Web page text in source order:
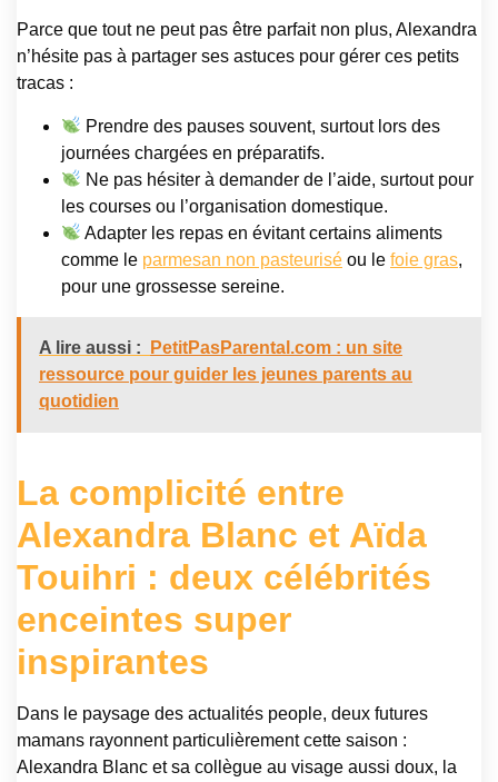
Parce que tout ne peut pas être parfait non plus, Alexandra
n’hésite pas à partager ses astuces pour gérer ces petits
tracas :
Prendre des pauses souvent, surtout lors des
journées chargées en préparatifs.
Ne pas hésiter à demander de l’aide, surtout pour
les courses ou l’organisation domestique.
Adapter les repas en évitant certains aliments
comme le parmesan non pasteurisé ou le foie gras,
pour une grossesse sereine.
A lire aussi :
PetitPasParental.com : un site
ressource pour guider les jeunes parents au
quotidien
La complicité entre
Alexandra Blanc et Aïda
Touihri : deux célébrités
enceintes super
inspirantes
Dans le paysage des actualités people, deux futures
mamans rayonnent particulièrement cette saison :
Alexandra Blanc et sa collègue au visage aussi doux, la